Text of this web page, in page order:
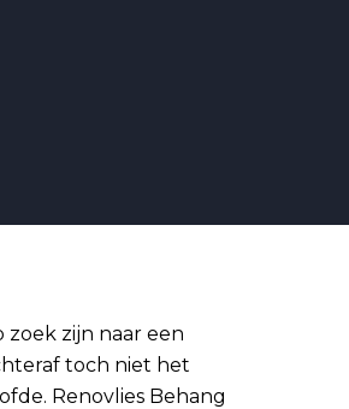
zijn naar een
toch niet het
Renovlies Behang